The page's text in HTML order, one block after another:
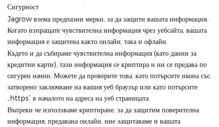
Сигурност
Jagrow взема предпазни мерки, за да защити вашата информация.
Когато изпращате чувствителна информация чрез уебсайта, вашата
информация е защитена както онлайн, така и офлайн.
Където и да събираме чувствителна информация (като данни за
кредитни карти), тази информация се криптира и ни се предава по
сигурен начин. Можете да проверите това, като потърсите икона със
затворено заключване на вашия уеб браузър или като потърсите
„https“ в началото на адреса на уеб страницата.
Въпреки че използваме криптиране, за да защитим поверителна
информация, предавана онлайн, ние защитаваме и вашата